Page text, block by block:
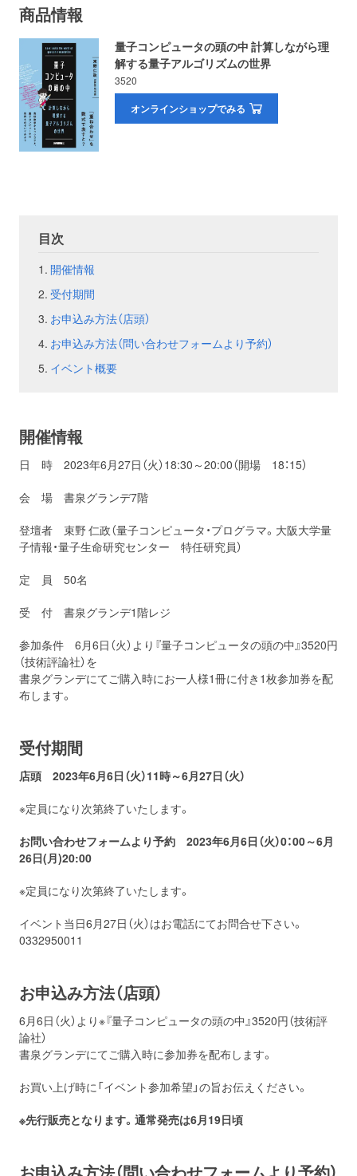
商品情報
量子コンピュータの頭の中 計算しながら理
解する量子アルゴリズムの世界
3520
オンラインショップでみる
目次
開催情報
受付期間
お申込み方法（店頭）
お申込み方法（問い合わせフォームより予約）
イベント概要
開催情報
日 時 2023年6月27日（火）18:30～20:00（開場 18：15）
会 場 書泉グランデ7階
登壇者 束野 仁政（量子コンピュータ・プログラマ。大阪大学量
子情報・量子生命研究センター 特任研究員）
定 員 50名
受 付 書泉グランデ1階レジ
参加条件 6月6日（火）より『量子コンピュータの頭の中』3520円
（技術評論社）を
書泉グランデにてご購入時にお一人様1冊に付き1枚参加券を配
布します。
受付期間
店頭 2023年6月6日（火）11時～6月27日（火）
※定員になり次第終了いたします。
お問い合わせフォームより予約 2023年6月6日（火）0：00～6月
26日(月)20:00
※定員になり次第終了いたします。
イベント当日6月27日（火）はお電話にてお問合せ下さい。
0332950011
お申込み方法（店頭）
6月6日（火）より※『量子コンピュータの頭の中』3520円（技術評
論社）
書泉グランデにてご購入時に参加券を配布します。
お買い上げ時に「イベント参加希望」の旨お伝えください。
※先行販売となります。通常発売は6月19日頃
お申込み方法（問い合わせフォームより予約）
イベント
フェア お知らせ
会社概要 プライバシーポリシー
お問い合わせ